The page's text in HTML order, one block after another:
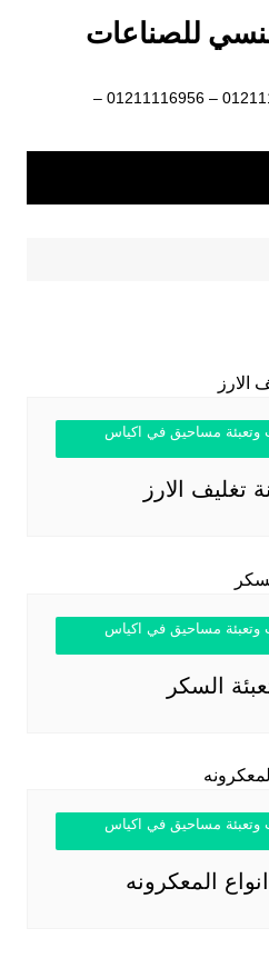
للصناعات
رائد الصناعات الهندسية 01211116954 – 01211116956 –
وتعبئة مساحيق في اكياس
تغليف الارز
وتعبئة مساحيق في اكياس
السكر
وتعبئة مساحيق في اكياس
المعكرونه